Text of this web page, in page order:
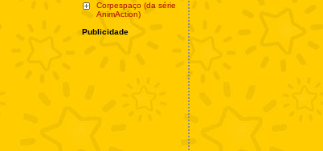
Corpespaço (da série
AnimAction)
Publicidade